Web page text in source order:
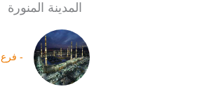
المدينة المنورة
- فرع